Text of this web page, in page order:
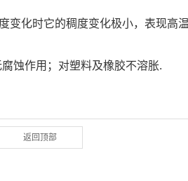
化时它的稠度变化极小，表现高
蚀作用；对塑料及橡胶不溶胀.
返回顶部